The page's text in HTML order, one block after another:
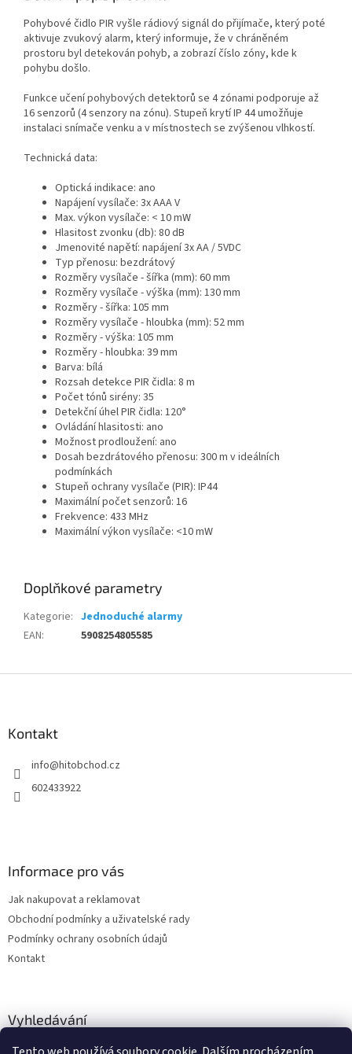
Pohybové čidlo PIR vyšle rádiový signál do přijímače, který poté
aktivuje zvukový alarm, který informuje, že v chráněném
prostoru byl detekován pohyb, a zobrazí číslo zóny, kde k
pohybu došlo.
Funkce učení pohybových detektorů se 4 zónami podporuje až
16 senzorů (4 senzory na zónu). Stupeň krytí IP 44 umožňuje
instalaci snímače venku a v místnostech se zvýšenou vlhkostí.
Technická data:
Optická indikace: ano
Napájení vysílače: 3x AAA V
Max. výkon vysílače: < 10 mW
Hlasitost zvonku (db): 80 dB
Jmenovité napětí: napájení 3x AA / 5VDC
Typ přenosu: bezdrátový
Rozměry vysílače - šířka (mm): 60 mm
Rozměry vysílače - výška (mm): 130 mm
Rozměry - šířka: 105 mm
Rozměry vysílače - hloubka (mm): 52 mm
Rozměry - výška: 105 mm
Rozměry - hloubka: 39 mm
Barva: bílá
Rozsah detekce PIR čidla: 8 m
Počet tónů sirény: 35
Detekční úhel PIR čidla: 120°
Ovládání hlasitosti: ano
Možnost prodloužení: ano
Dosah bezdrátového přenosu: 300 m v ideálních
podmínkách
Stupeň ochrany vysílače (PIR): IP44
Maximální počet senzorů: 16
Frekvence: 433 MHz
Maximální výkon vysílače: <10 mW
Doplňkové parametry
Kategorie: Jednoduché alarmy
EAN: 5908254805585
Kontakt
info@hitobchod.cz
602433922
Informace pro vás
Jak nakupovat a reklamovat
Obchodní podmínky a uživatelské rady
Podmínky ochrany osobních údajů
Kontakt
Vyhledávání